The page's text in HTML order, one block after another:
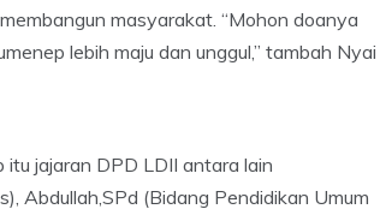
masyarakat. “Mohon doanya
lebih maju dan unggul,” tambah Nyai
jajaran DPD LDII antara lain
Abdullah,SPd (Bidang Pendidikan Umum